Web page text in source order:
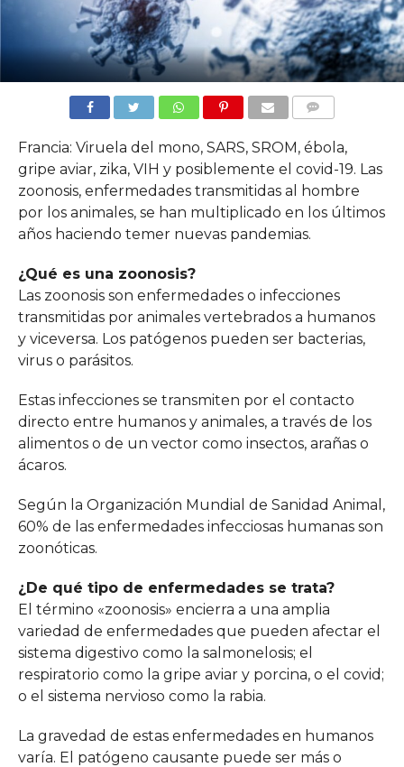
Francia: Viruela del mono, SARS, SROM, ébola,
gripe aviar, zika, VIH y posiblemente el covid-19. Las
zoonosis, enfermedades transmitidas al hombre
por los animales, se han multiplicado en los últimos
años haciendo temer nuevas pandemias.
¿Qué es una zoonosis?
Las zoonosis son enfermedades o infecciones
transmitidas por animales vertebrados a humanos
y viceversa. Los patógenos pueden ser bacterias,
virus o parásitos.
Estas infecciones se transmiten por el contacto
directo entre humanos y animales, a través de los
alimentos o de un vector como insectos, arañas o
ácaros.
Según la Organización Mundial de Sanidad Animal,
60% de las enfermedades infecciosas humanas son
zoonóticas.
¿De qué tipo de enfermedades se trata?
El término «zoonosis» encierra a una amplia
variedad de enfermedades que pueden afectar el
sistema digestivo como la salmonelosis; el
respiratorio como la gripe aviar y porcina, o el covid;
o el sistema nervioso como la rabia.
La gravedad de estas enfermedades en humanos
varía. El patógeno causante puede ser más o